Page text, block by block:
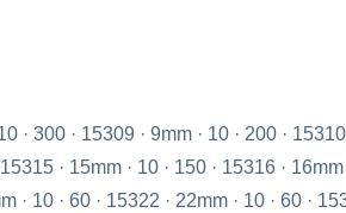
300 · 15309 · 9mm · 10 · 200 ·
· 15mm · 10 · 150 · 15316 ·
· 10 · 60 · 15322 · 22mm · 10 · 60 ·